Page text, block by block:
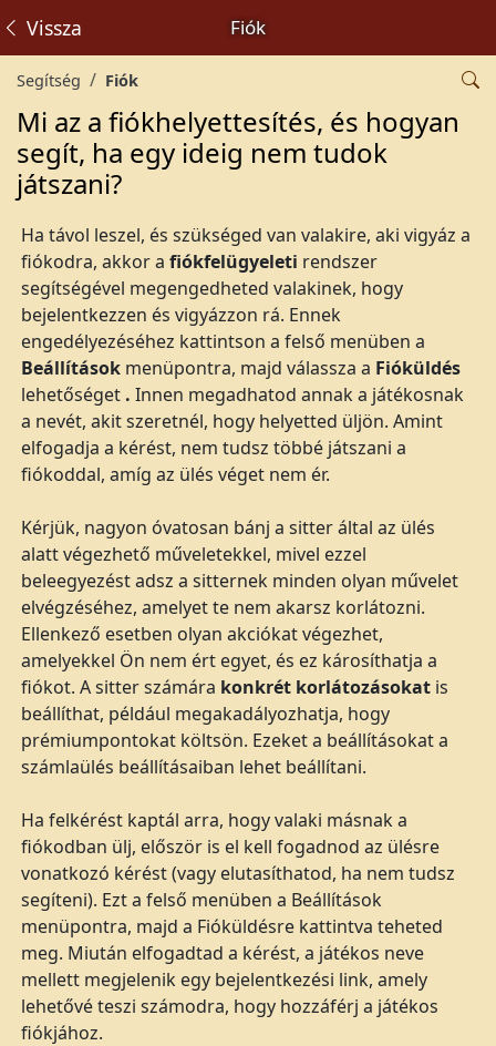
Fiók
Vissza
Segítség Fiók
Mi az a fiókhelyettesítés, és hogyan
segít, ha egy ideig nem tudok
játszani?
Ha távol leszel, és szükséged van valakire, aki vigyáz a
fiókodra, akkor a fiókfelügyeleti rendszer
segítségével megengedheted valakinek, hogy
bejelentkezzen és vigyázzon rá. Ennek
engedélyezéséhez kattintson a felső menüben a
Beállítások menüpontra, majd válassza a Fióküldés
lehetőséget . Innen megadhatod annak a játékosnak
a nevét, akit szeretnél, hogy helyetted üljön. Amint
elfogadja a kérést, nem tudsz többé játszani a
fiókoddal, amíg az ülés véget nem ér.
Kérjük, nagyon óvatosan bánj a sitter által az ülés
alatt végezhető műveletekkel, mivel ezzel
beleegyezést adsz a sitternek minden olyan művelet
elvégzéséhez, amelyet te nem akarsz korlátozni.
Ellenkező esetben olyan akciókat végezhet,
amelyekkel Ön nem ért egyet, és ez károsíthatja a
fiókot. A sitter számára konkrét korlátozásokat is
beállíthat, például megakadályozhatja, hogy
prémiumpontokat költsön. Ezeket a beállításokat a
számlaülés beállításaiban lehet beállítani.
Ha felkérést kaptál arra, hogy valaki másnak a
fiókodban ülj, először is el kell fogadnod az ülésre
vonatkozó kérést (vagy elutasíthatod, ha nem tudsz
segíteni). Ezt a felső menüben a Beállítások
menüpontra, majd a Fióküldésre kattintva teheted
meg. Miután elfogadtad a kérést, a játékos neve
mellett megjelenik egy bejelentkezési link, amely
lehetővé teszi számodra, hogy hozzáférj a játékos
fiókjához.